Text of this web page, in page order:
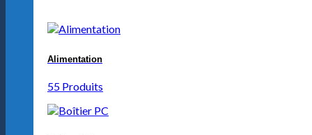
Alimentation
55 Produits